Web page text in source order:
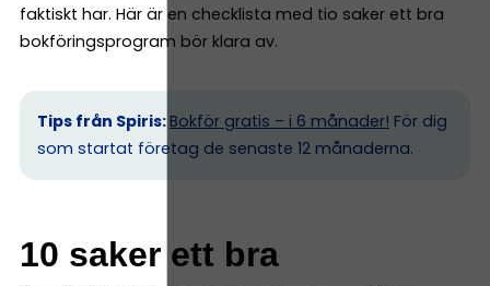
faktiskt har. Här är en checklista med tio saker ett bra
bokföringsprogram bör klara av.
Tips från Spiris: Bokför gratis – i 6 månader! För dig
som startat företag de senaste 12 månaderna.
10 saker ett bra